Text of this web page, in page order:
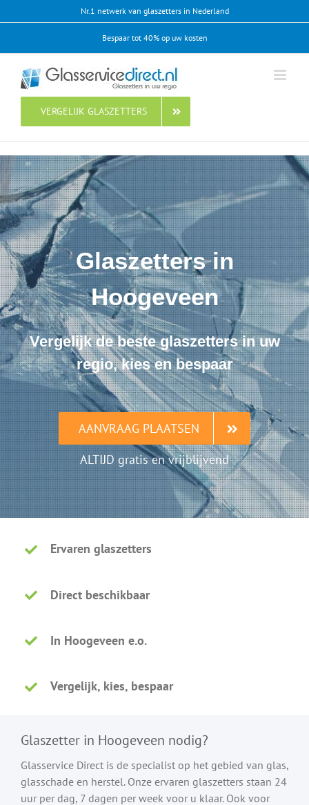
naar
Nr.1 netwerk van glaszetters in Nederland
Bespaar tot 40% op uw kosten
VERGELIJK GLASZETTERS
Glaszetters in
Hoogeveen
Vergelijk de beste glaszetters in uw
regio, kies en bespaar
AANVRAAG PLAATSEN
ALTIJD gratis en vrijblijvend
Ervaren glaszetters
Direct beschikbaar
In Hoogeveen e.o.
Vergelijk, kies, bespaar
Glaszetter in Hoogeveen nodig?
Glasservice Direct is de specialist op het gebied van glas,
glasschade en herstel. Onze ervaren glaszetters staan 24
uur per dag, 7 dagen per week voor u klaar. Ook voor